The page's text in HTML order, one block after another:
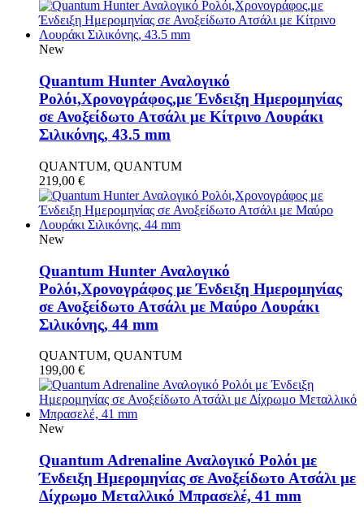
New
Quantum Hunter Αναλογικό
Ρολόι,Χρονογράφος,με Ένδειξη Ημερομηνίας
σε Ανοξείδωτο Ατσάλι με Κίτρινο Λουράκι
Σιλικόνης, 43.5 mm
QUANTUM, QUANTUM
219,00 €
New
Quantum Hunter Αναλογικό
Ρολόι,Χρονογράφος με Ένδειξη Ημερομηνίας
σε Ανοξείδωτο Ατσάλι με Μαύρο Λουράκι
Σιλικόνης, 44 mm
QUANTUM, QUANTUM
199,00 €
New
Quantum Adrenaline Αναλογικό Ρολόι με
Ένδειξη Ημερομηνίας σε Ανοξείδωτο Ατσάλι με
Δίχρωμο Μεταλλικό Μπρασελέ, 41 mm